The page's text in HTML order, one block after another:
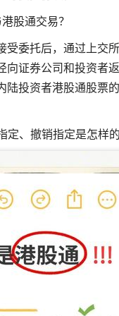
股通交易？
委托后，通过上交
证券公司和投资者
投资者港股通股票
、撤销指定是怎样的